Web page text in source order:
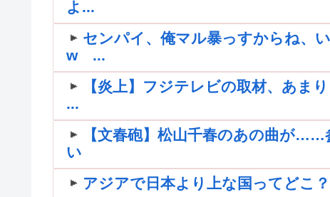
よ...
センパイ、俺マル暴っすからね、
w ...
【炎上】フジテレビの取材、あま
...
【文春砲】松山千春のあの曲が……
い
アジアで日本より上な国ってどこ？